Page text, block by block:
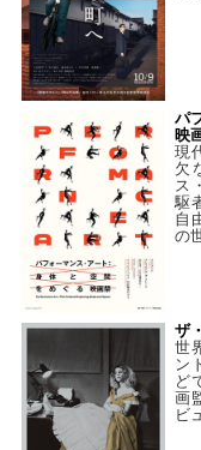
パ
映
現
欠
ス
駆
自
の
ザ
世
ン
ど
画
ビ